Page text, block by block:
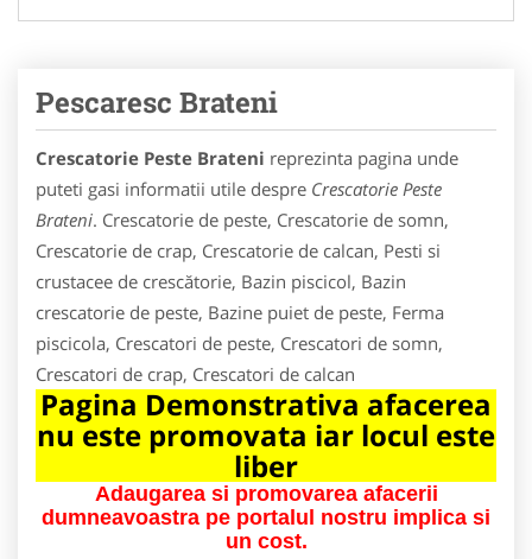
Pescaresc Brateni
Crescatorie Peste Brateni reprezinta pagina unde
puteti gasi informatii utile despre Crescatorie Peste
Brateni. Crescatorie de peste, Crescatorie de somn,
Crescatorie de crap, Crescatorie de calcan, Pesti si
crustacee de crescătorie, Bazin piscicol, Bazin
crescatorie de peste, Bazine puiet de peste, Ferma
piscicola, Crescatori de peste, Crescatori de somn,
Crescatori de crap, Crescatori de calcan
Pagina Demonstrativa afacerea
nu este promovata iar locul este
liber
Adaugarea si promovarea afacerii
dumneavoastra pe portalul nostru implica si
un cost.